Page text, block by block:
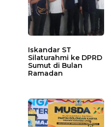
Iskandar ST
Silaturahmi ke DPRD
Sumut di Bulan
Ramadan